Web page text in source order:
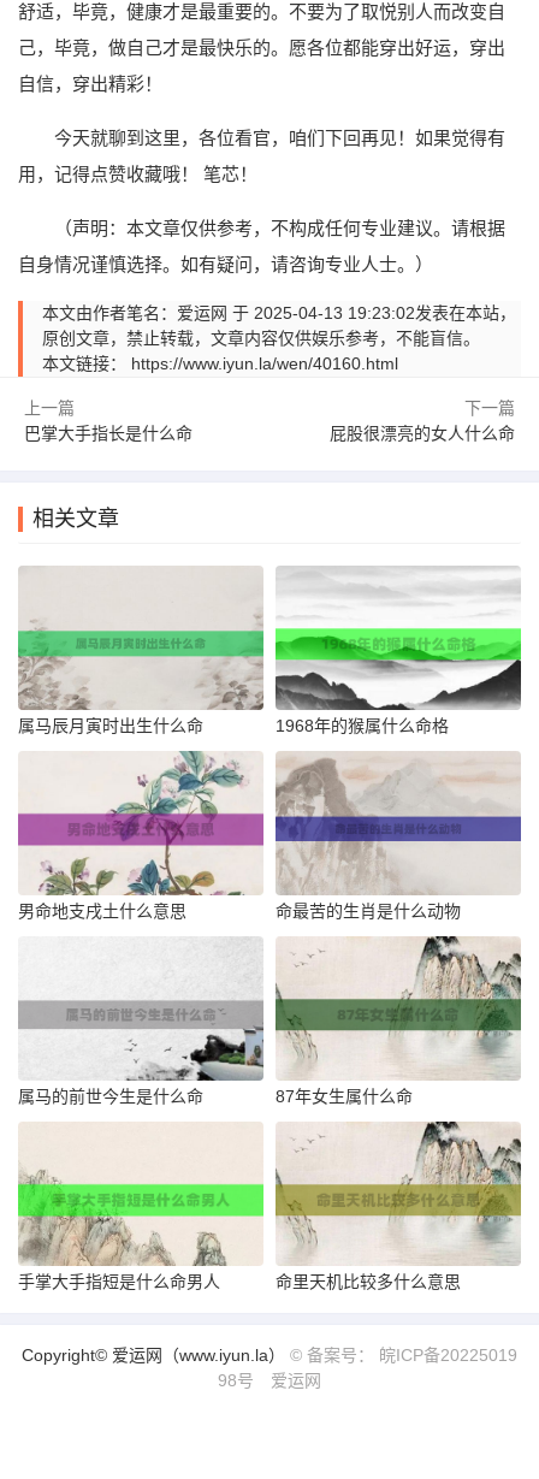
舒适，毕竟，健康才是最重要的。不要为了取悦别人而改变自
己，毕竟，做自己才是最快乐的。愿各位都能穿出好运，穿出
自信，穿出精彩！
今天就聊到这里，各位看官，咱们下回再见！如果觉得有
用，记得点赞收藏哦！ 笔芯！
（声明：本文章仅供参考，不构成任何专业建议。请根据
自身情况谨慎选择。如有疑问，请咨询专业人士。）
本文由作者笔名：爱运网 于 2025-04-13 19:23:02发表在本站，
原创文章，禁止转载，文章内容仅供娱乐参考，不能盲信。
本文链接： https://www.iyun.la/wen/40160.html
上一篇
巴掌大手指长是什么命
下一篇
屁股很漂亮的女人什么命
相关文章
属马辰月寅时出生什么命 1968年的猴属什么命格
男命地支戌土什么意思 命最苦的生肖是什么动物
属马的前世今生是什么命 87年女生属什么命
手掌大手指短是什么命男人 命里天机比较多什么意思
Copyright© 爱运网（www.iyun.la） © 备案号： 皖ICP备20225019
98号
爱运网